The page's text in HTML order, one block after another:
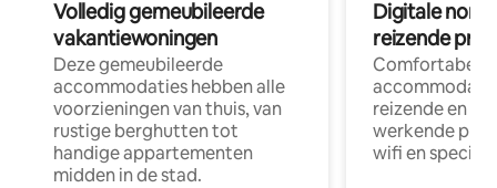
Volledig gemeubileerde
vakantiewoningen
Deze gemeubileerde
accommodaties hebben alle
voorzieningen van thuis, van
rustige berghutten tot
handige appartementen
midden in de stad.
Digitale
reizende
Comfortabele
reizende en
werkende
wifi en